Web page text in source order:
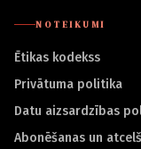
NOTEIKUMI
Ētikas kodekss
Privātuma politika
Datu aizsardzības
Abonēšanas un